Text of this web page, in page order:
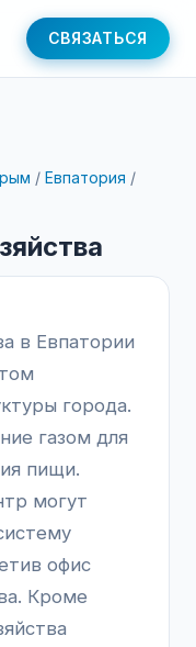
СВЯЗАТЬСЯ
/ Евпатория /
в Евпатории
города.
газом для
пищи.
могут
офис
Кроме